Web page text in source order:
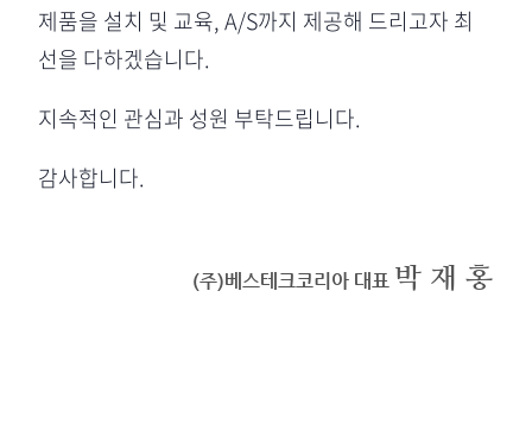
제품을 설치 및 교육, A/S까지 제공해 드리고자 최
선을 다하겠습니다.
지속적인 관심과 성원 부탁드립니다.
감사합니다.
(주)베스테크코리아 대표 박 재 홍